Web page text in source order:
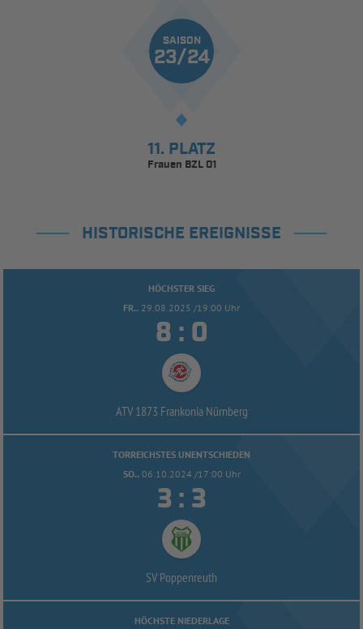
SAISON
23/24
11. PLATZ
Frauen BZL 01
HISTORISCHE EREIGNISSE
HÖCHSTER SIEG
FR.. 29.08.2025 /19:00 Uhr
 : 
ATV 1873 Frankonia Nürnberg
TORREICHSTES UNENTSCHIEDEN
SO.. 06.10.2024 /17:00 Uhr
 : 
SV Poppenreuth
HÖCHSTE NIEDERLAGE